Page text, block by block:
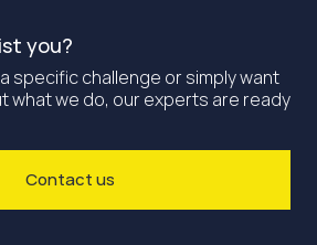
you?
specific challenge or simply want
what we do, our experts are ready
Contact us